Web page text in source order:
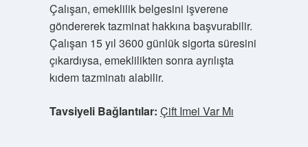
Çalışan, emeklilik belgesini işverene
göndererek tazminat hakkına başvurabilir.
Çalışan 15 yıl 3600 günlük sigorta süresini
çıkardıysa, emeklilikten sonra ayrılışta
kıdem tazminatı alabilir.
Tavsiyeli Bağlantılar: Çift Imei Var Mı